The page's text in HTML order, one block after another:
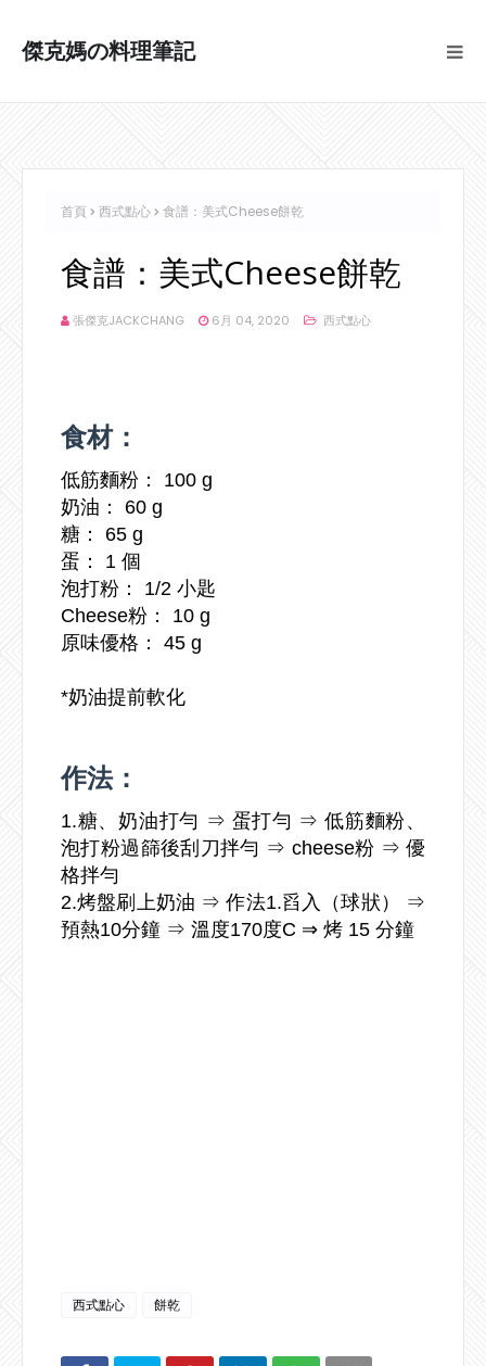
傑克媽の料理筆記
首頁 西式點心 食譜：美式Cheese餅乾
食譜：美式Cheese餅乾
張傑克JACKCHANG 6月 04, 2020 西式點心
食材：
低筋麵粉： 100 g
奶油： 60 g
糖： 65 g
蛋： 1 個
泡打粉： 1/2 小匙
Cheese粉： 10 g
原味優格： 45 g
*奶油提前軟化
作法：
1.糖、奶油打勻 ⇒ 蛋打勻 ⇒ 低筋麵粉、
泡打粉過篩後刮刀拌勻 ⇒ cheese粉 ⇒ 優
格拌勻
2.烤盤刷上奶油 ⇒ 作法1.舀入（球狀） ⇒
預熱10分鐘 ⇒ 溫度170度C ⇒ 烤 15 分鐘
西式點心 餅乾